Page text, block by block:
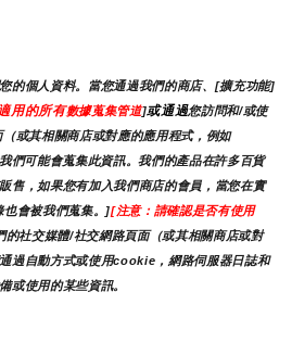
的個人資料。當您通過我們的商店、[擴充功能]
用的所有數據蒐集管道]或通過您訪問和/或使
或其相關商店或對應的應用程式，例如
可能會蒐集此資訊。我們的產品在許多百貨
售，如果您有加入我們商店的會員，當您在實
也會被我們蒐集。][注意：請確認是否有使用
的社交媒體/社交網路頁面（或其相關商店或對
過自動方式或使用cookie，網路伺服器日誌和
或使用的某些資訊。